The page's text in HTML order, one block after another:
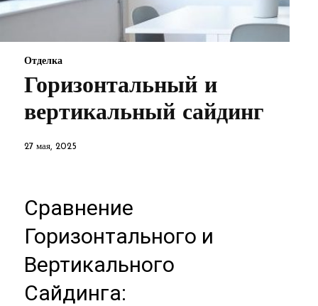
Отделка
Горизонтальный и
вертикальный сайдинг
27 мая, 2025
Сравнение
Горизонтального и
Вертикального
Сайдинга: